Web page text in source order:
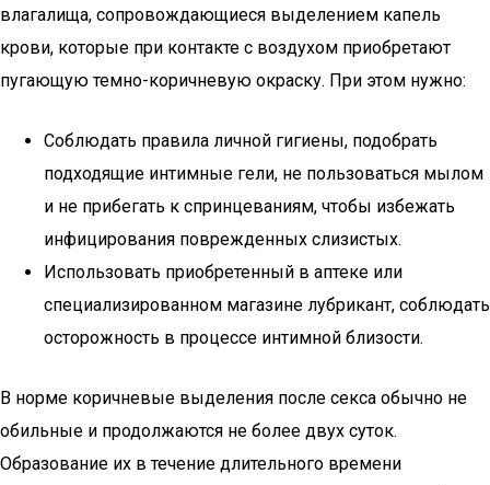
влагалища, сопровождающиеся выделением капель
крови, которые при контакте с воздухом приобретают
пугающую темно-коричневую окраску. При этом нужно:
Соблюдать правила личной гигиены, подобрать
подходящие интимные гели, не пользоваться мылом
и не прибегать к спринцеваниям, чтобы избежать
инфицирования поврежденных слизистых.
Использовать приобретенный в аптеке или
специализированном магазине лубрикант, соблюдать
осторожность в процессе интимной близости.
В норме коричневые выделения после секса обычно не
обильные и продолжаются не более двух суток.
Образование их в течение длительного времени